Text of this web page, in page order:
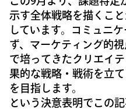
示す全体戦略を描くこ
しています。コミュニ
ず、マーケティング的
で培ってきたクリエイ
果的な戦略・戦術を立
を目指します。
という決意表明でこの